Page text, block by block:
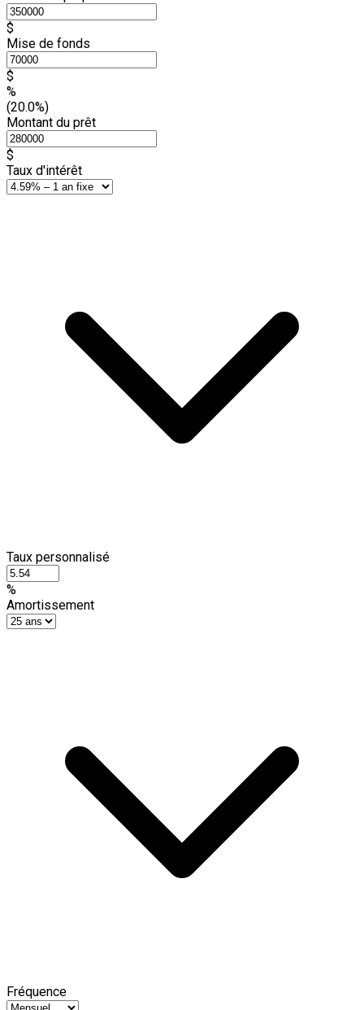
$
Mise de fonds
$
%
(20.0%)
Montant du prêt
$
Taux d'intérêt
Taux personnalisé
%
Amortissement
Fréquence